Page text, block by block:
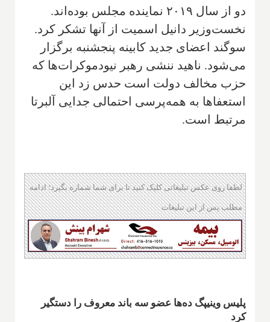
دو از سال ۲۰۱۹ نماینده مجلس بوده‌اند.
نخست‌وزیر دانیل اسمیت از آنها تشکر کرد.
سوگند اعضای جدید کابینه پنجشنبه برگزار
می‌شود. ناهید ننشی رهبر نیودموکرات‌ها که
حزب مخالف دولت است حدس زد این
استعفاها به همه‌پرسی احتمالی جدایی آلبرتا
مرتبط است.
لطفا روی عکس تبلیغاتی کلیک کنید تا برای شما شماره بگیرد؛ ادامه
مطلب پس از این تبلیغات
پلیس وینیپگ ده‌ها عضو سه باند معروف را دستگیر
کرد